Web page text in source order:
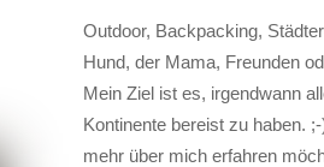
Outdoor, Backpacking,
Hund, der Mama, Freunden
Mein Ziel ist es, irgendwann
Kontinente bereist zu haben.
mehr über mich erfahren